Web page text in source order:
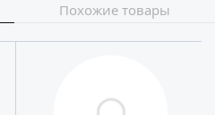
Похожие товары